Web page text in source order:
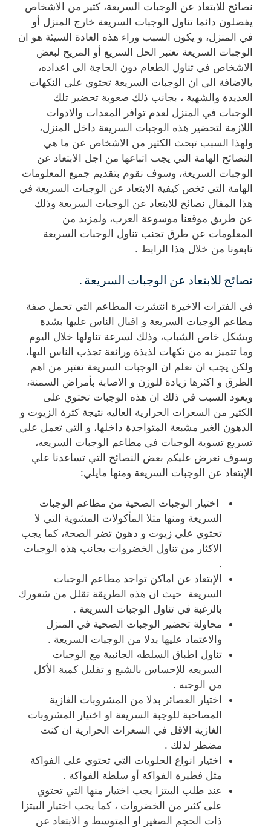
نصائح للابتعاد عن الوجبات السريعة، كثير من الاشخاص
يفضلون دائما تناول الوجبات السريعة خارج المنزل أو
في المنزل، و يكون السبب وراء هذه العادة السيئة هو ان
الوجبات السريعة تعتبر الحل السريع أو المريح لبعض
الاشخاص في تناول الطعام دون الحاجة الى اعداده،
بالاضافة الى ان الوجبات السريعة تحتوي على النكهات
العديدة والشهية ، بجانب ذلك صعوبة تحضير تلك
الوجبات في المنزل لعدم توافر المعدات والادوات
اللازمة لتحضير هذه الوجبات السريعة داخل المنزل،
ولهذا السبب تبحث الكثير من الاشخاص عن ما هي
النصائح الهامة التي يجب اتباعها من اجل الابتعاد عن
الوجبات السريعة، وسوف نقوم بتقديم جميع المعلومات
الهامة التي تخص كيفية الابتعاد عن الوجبات السريعة في
هذا المقال نصائح للابتعاد عن الوجبات السريعة وذلك
عن طريق موقعنا موسوعة العرب، ولمزيد من
المعلومات عن طرق تجنب تناول الوجبات السريعة
تابعونا من خلال هذا الرابط .
نصائح للابتعاد عن الوجبات السريعة .
في الفترات الاخيرة انتشرت المطاعم التي تحمل صفة
مطاعم الوجبات السريعة و اقبال الناس عليها بشدة
وبشكل خاص الشباب، وذلك لسرعة تناولها خلال اليوم
وما تتميز به من نكهات لذيذة ورائعة تجذب الناس اليها،
ولكن يجب ان نعلم ان الوجبات السريعة تعتبر من اهم
الطرق و اكثرها زيادة للوزن و الاصابة بأمراض السمنة،
ويعود السبب في ذلك ان هذه الوجبات تحتوي على
الكثير من السعرات الحرارية العاليه نتيجة كثرة الزيوت و
الدهون الغير مشبعة المتواجدة داخلها، و التي تعمل علي
تسريع تسوية الوجبات في مطاعم الوجبات السريعه،
وسوف نعرض عليكم بعض النصائح التي تساعدنا علي
الإبتعاد عن الوجبات السريعة ومنها مايلي:
اختيار الوجبات الصحية من مطاعم الوجبات
السريعة ومنها مثلا المأكولات المشوية التي لا
تحتوي علي زيوت و دهون تضر الصحة، كما يجب
الاكثار من تناول الخضروات بجانب هذه الوجبات
.
الإبتعاد عن اماكن تواجد مطاعم الوجبات
السريعة حيث ان هذه الطريقة تقلل من شعورك
بالرغبة في تناول الوجبات السريعة .
محاولة تحضير الوجبات الصحية في المنزل
والاعتماد عليها بدلا من الوجبات السريعة .
تناول اطباق السلطه الجانبية مع الوجبات
السريعه للإحساس بالشبع و تقليل كمية الأكل
من الوجبه .
اختيار العصائر بدلا من المشروبات الغازية
المصاحبة للوجبة السريعة او اختيار المشروبات
الغازية الاقل في السعرات الحرارية ان كنت
مضطر لذلك .
اختيار انواع الحلويات التي تحتوي على الفواكة
مثل فطيرة الفواكة أو سلطة الفواكة .
عند طلب البيتزا يجب اختيار منها التي تحتوي
على كثير من الخضروات ، كما يجب اختيار البيتزا
ذات الحجم الصغير او المتوسط و الابتعاد عن